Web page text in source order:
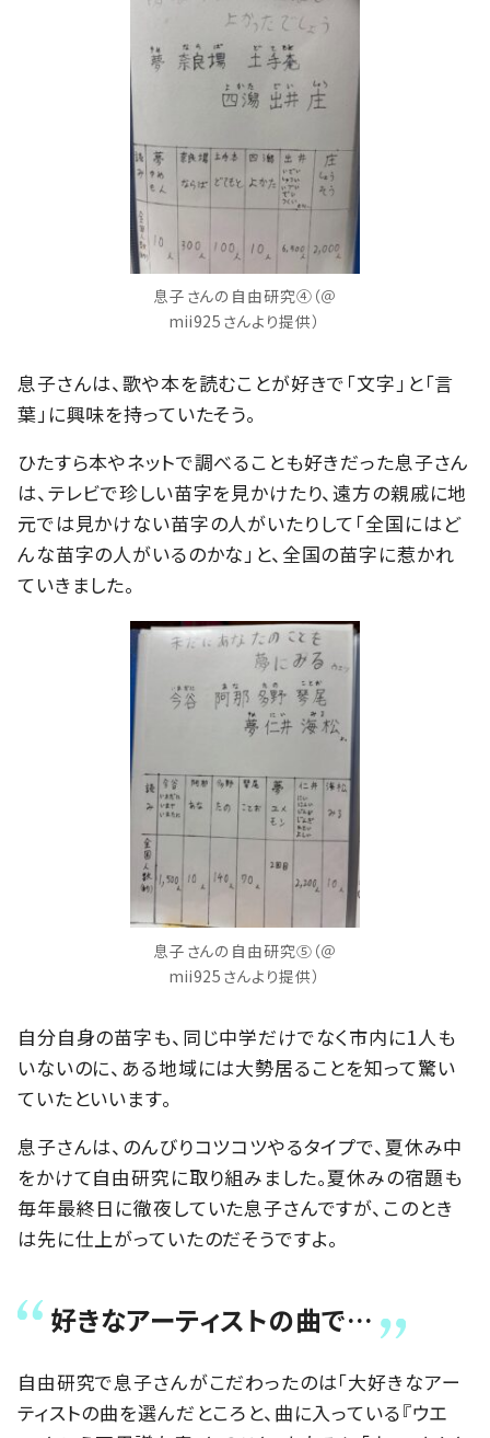
息子さんの自由研究④（＠
mii925さんより提供）
息子さんは、歌や本を読むことが好きで「文字」と「言
葉」に興味を持っていたそう。
ひたすら本やネットで調べることも好きだった息子さん
は、テレビで珍しい苗字を見かけたり、遠方の親戚に地
元では見かけない苗字の人がいたりして「全国にはど
んな苗字の人がいるのかな」と、全国の苗字に惹かれ
ていきました。
息子さんの自由研究⑤（＠
mii925さんより提供）
自分自身の苗字も、同じ中学だけでなく市内に1人も
いないのに、ある地域には大勢居ることを知って驚い
ていたといいます。
息子さんは、のんびりコツコツやるタイプで、夏休み中
をかけて自由研究に取り組みました。夏休みの宿題も
毎年最終日に徹夜していた息子さんですが、このとき
は先に仕上がっていたのだそうですよ。
好きなアーティストの曲で…
自由研究で息子さんがこだわったのは「大好きなアー
ティストの曲を選んだところと、曲に入っている『ウエ